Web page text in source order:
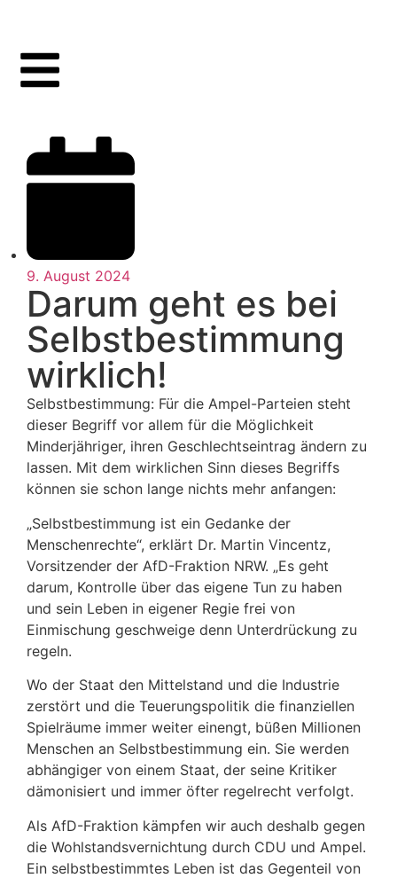
9. August 2024
Darum geht es bei
Selbstbestimmung
wirklich!
Selbstbestimmung: Für die Ampel-Parteien steht
dieser Begriff vor allem für die Möglichkeit
Minderjähriger, ihren Geschlechtseintrag ändern zu
lassen. Mit dem wirklichen Sinn dieses Begriffs
können sie schon lange nichts mehr anfangen:
„Selbstbestimmung ist ein Gedanke der
Menschenrechte“, erklärt Dr. Martin Vincentz,
Vorsitzender der AfD-Fraktion NRW. „Es geht
darum, Kontrolle über das eigene Tun zu haben
und sein Leben in eigener Regie frei von
Einmischung geschweige denn Unterdrückung zu
regeln.
Wo der Staat den Mittelstand und die Industrie
zerstört und die Teuerungspolitik die finanziellen
Spielräume immer weiter einengt, büßen Millionen
Menschen an Selbstbestimmung ein. Sie werden
abhängiger von einem Staat, der seine Kritiker
dämonisiert und immer öfter regelrecht verfolgt.
Als AfD-Fraktion kämpfen wir auch deshalb gegen
die Wohlstandsvernichtung durch CDU und Ampel.
Ein selbstbestimmtes Leben ist das Gegenteil von